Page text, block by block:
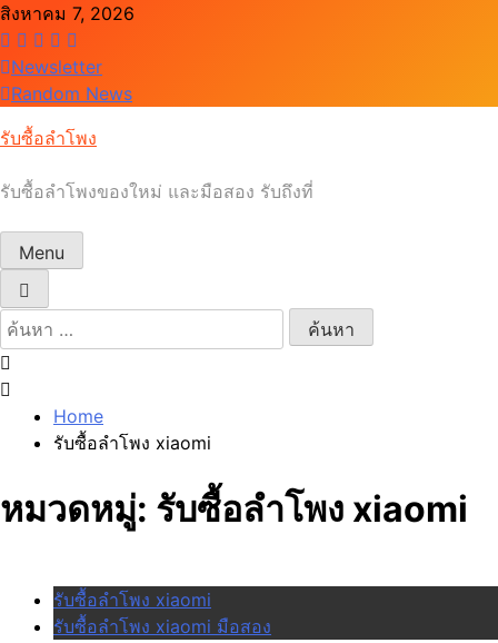
Skip
to
content
สิงหาคม 7, 2026
Newsletter
Random News
รับซื้อลำโพง
รับซื้อลำโพงของใหม่ และมือสอง รับถึงที่
Menu
ค้นหา
สำหรับ:
Home
รับซื้อลำโพง xiaomi
หมวดหมู่: รับซื้อลำโพง xiaomi
รับซื้อลำโพง xiaomi
รับซื้อลำโพง xiaomi มือสอง